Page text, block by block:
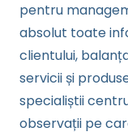
pentru
absolut toate
clientului,
servicii și
specialiștii
observații pe